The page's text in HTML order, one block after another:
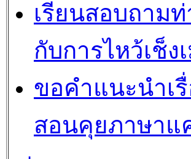
เรียนสอบถาม
กับการไหว้เช็ง
ขอคำแนะนำเ
สอนคุยภาษาแ